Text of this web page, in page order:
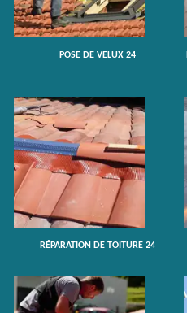
POSE DE VELUX 24
RÉPARATION DE TOITURE 24